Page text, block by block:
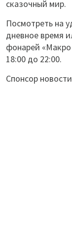
сказочный мир.
Посмотреть на
дневное время
фонарей
18:00 до 22:00.
Спонсор